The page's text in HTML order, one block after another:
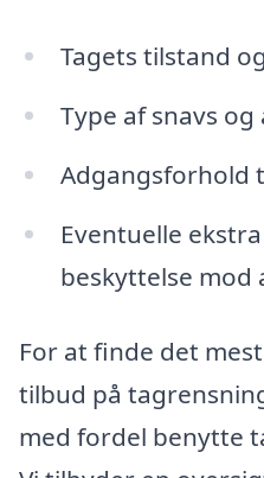
Tagets tilstand
Type af snavs
Adgangsforhold
Eventuelle
beskyttelse mod
For at finde det
tilbud på
med fordel benytte